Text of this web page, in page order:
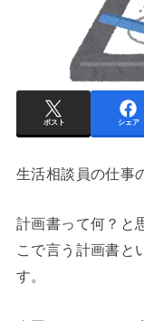
ポスト シェア
生活相談員の仕事
計画書って何？と
こで言う計画書と
す。